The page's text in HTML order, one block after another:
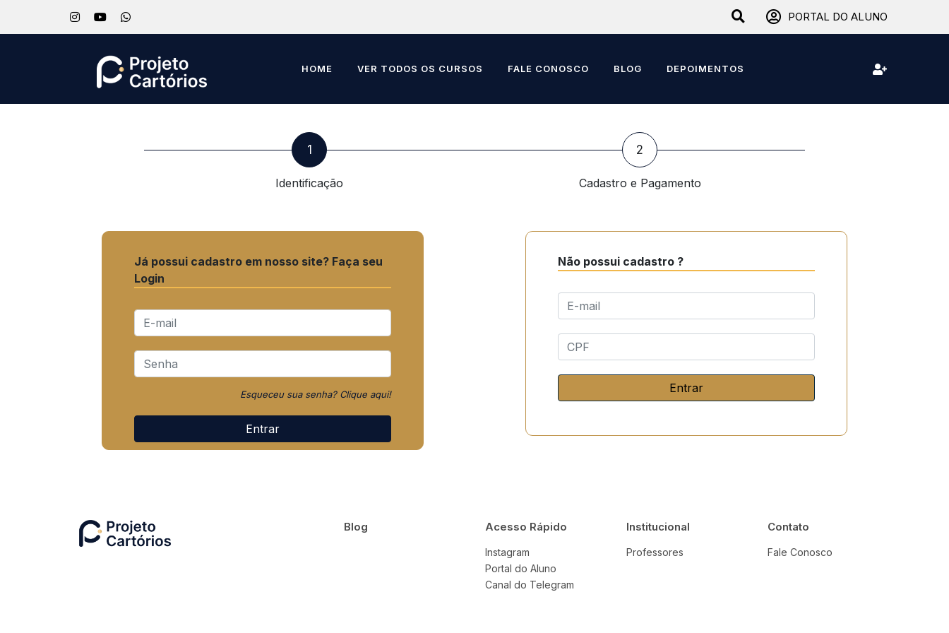
PORTAL DO ALUNO
HOME VER TODOS OS CURSOS FALE CONOSCO BLOG DEPOIMENTOS
1
Identificação
2
Cadastro e Pagamento
Já possui cadastro em nosso site? Faça seu
Login
Esqueceu sua senha? Clique aqui!
Entrar
Não possui cadastro ?
Entrar
Blog Acesso Rápido
Instagram
Portal do Aluno
Canal do Telegram
Institucional
Professores
Contato
Fale Conosco